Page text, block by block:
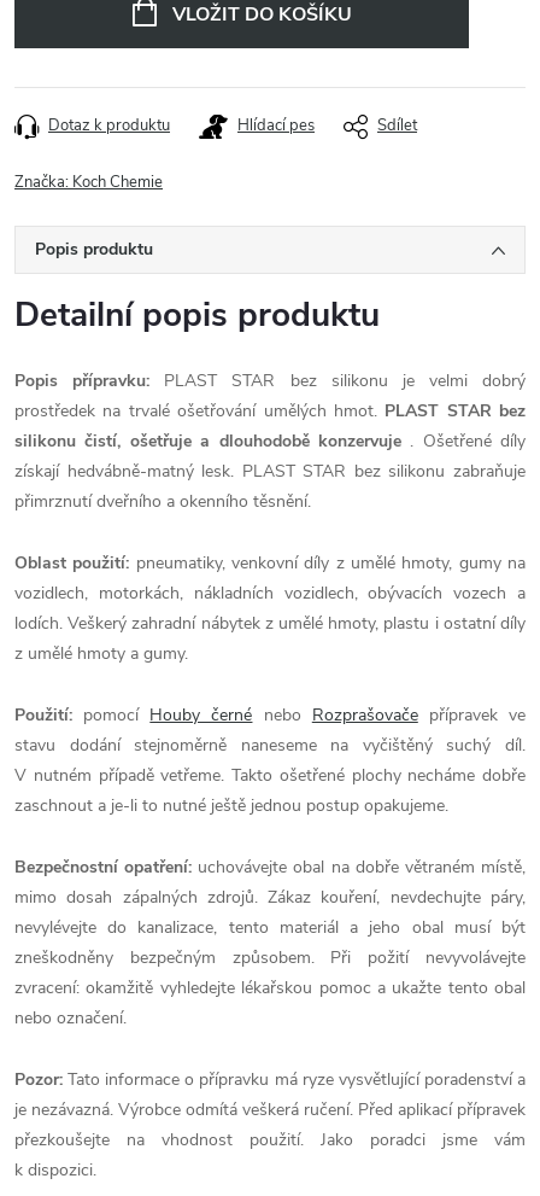
VLOŽIT DO KOŠÍKU
Dotaz k produktu Hlídací pes Sdílet
Značka: Koch Chemie
Popis produktu
Detailní popis produktu
Popis přípravku:
PLAST STAR bez silikonu je velmi dobrý
prostředek na trvalé ošetřování umělých hmot. PLAST STAR bez
silikonu čistí, ošetřuje a dlouhodobě konzervuje . Ošetřené díly
získají hedvábně-matný lesk. PLAST STAR bez silikonu zabraňuje
přimrznutí dveřního a okenního těsnění.
Oblast použití: pneumatiky, venkovní díly z umělé hmoty, gumy na
vozidlech, motorkách, nákladních vozidlech, obývacích vozech a
lodích. Veškerý zahradní nábytek z umělé hmoty, plastu i ostatní díly
z umělé hmoty a gumy.
Použití: pomocí Houby černé nebo Rozprašovače přípravek ve
stavu dodání stejnoměrně naneseme na vyčištěný suchý díl.
V nutném případě vetřeme. Takto ošetřené plochy necháme dobře
zaschnout a je-li to nutné ještě jednou postup opakujeme.
Bezpečnostní opatření: uchovávejte obal na dobře větraném místě,
mimo dosah zápalných zdrojů. Zákaz kouření, nevdechujte páry,
nevylévejte do kanalizace, tento materiál a jeho obal musí být
zneškodněny bezpečným způsobem. Při požití nevyvolávejte
zvracení: okamžitě vyhledejte lékařskou pomoc a ukažte tento obal
nebo označení.
Pozor: Tato informace o přípravku má ryze vysvětlující poradenství a
je nezávazná. Výrobce odmítá veškerá ručení. Před aplikací přípravek
přezkoušejte na vhodnost použití. Jako poradci jsme vám
k dispozici.